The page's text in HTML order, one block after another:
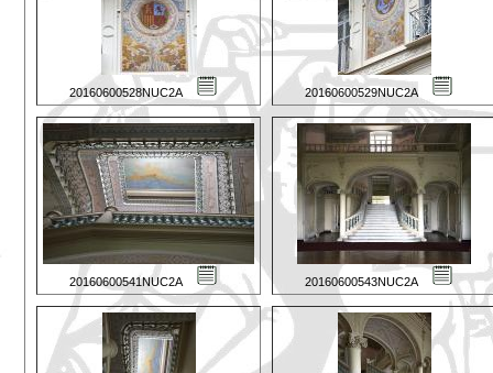
20160600528NUC2A 20160600529NUC2A
20160600541NUC2A 20160600543NUC2A